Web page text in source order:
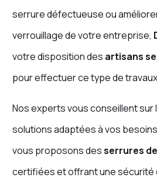
serrure défectueuse ou
verrouillage de votre entreprise,
votre disposition des artisans
pour effectuer ce type de
Nos experts vous conseillent sur
solutions adaptées à vos
vous proposons desserrures
certifiées et offrant une sécurité